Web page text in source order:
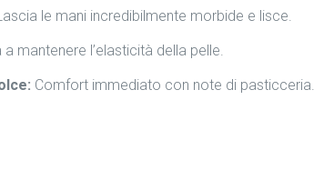
le mani incredibilmente morbide e lisce.
a mantenere l’elasticità della pelle.
Comfort immediato con note di pasticceria.